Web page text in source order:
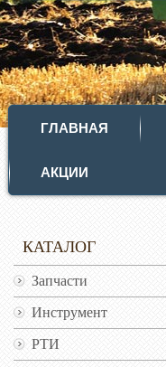
ГЛАВНАЯ
АКЦИИ
КАТАЛОГ
Запчасти
Инструмент
РТИ